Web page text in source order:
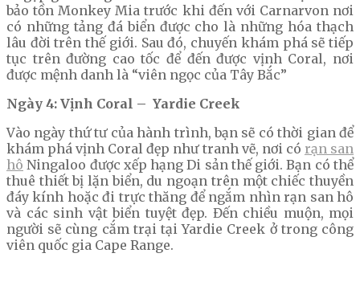
bảo tồn Monkey Mia trước khi đến với Carnarvon nơi
có những tảng đá biển được cho là những hóa thạch
lâu đời trên thế giới. Sau đó, chuyến khám phá sẽ tiếp
tục trên đường cao tốc để đến được vịnh Coral, nơi
được mệnh danh là “viên ngọc của Tây Bắc”
Ngày 4: Vịnh Coral – Yardie Creek
Vào ngày thứ tư của hành trình, bạn sẽ có thời gian để
khám phá vịnh Coral đẹp như tranh vẽ, nơi có rạn san
hô Ningaloo được xếp hạng Di sản thế giới. Bạn có thể
thuê thiết bị lặn biển, du ngoạn trên một chiếc thuyền
đáy kính hoặc đi trực thăng để ngắm nhìn rạn san hô
và các sinh vật biển tuyệt đẹp. Đến chiều muộn, mọi
người sẽ cùng cắm trại tại Yardie Creek ở trong công
viên quốc gia Cape Range.